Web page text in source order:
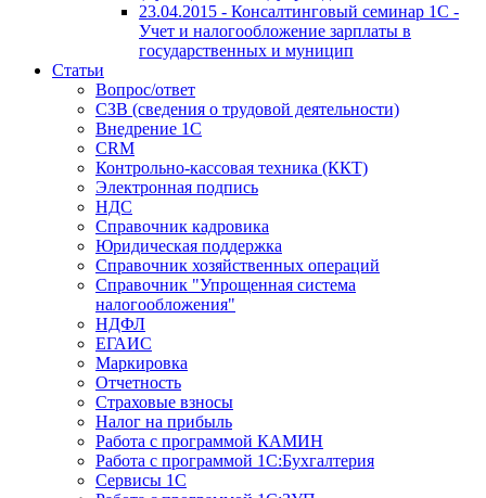
23.04.2015 - Консалтинговый семинар 1С -
Учет и налогообложение зарплаты в
государственных и муницип
Статьи
Вопрос/ответ
СЗВ (сведения о трудовой деятельности)
Внедрение 1С
CRM
Контрольно-кассовая техника (ККТ)
Электронная подпись
НДС
Справочник кадровика
Юридическая поддержка
Справочник хозяйственных операций
Справочник "Упрощенная система
налогообложения"
НДФЛ
ЕГАИС
Маркировка
Отчетность
Страховые взносы
Налог на прибыль
Работа с программой КАМИН
Работа с программой 1С:Бухгалтерия
Сервисы 1С